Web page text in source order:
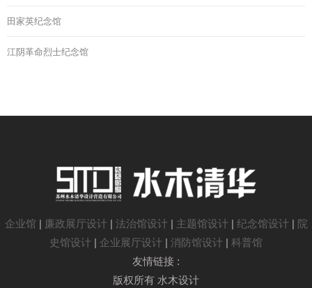
田家英纪念馆
江阴革命烈士纪念馆
企业馆 | 廉政展厅设计 | 法治馆设计 | 主题馆设计 | 纪念馆设计 | 院
史馆设计 | 企业展厅设计 | 消防馆设计 | 科普馆
友情链接 :
版权所有 水木设计